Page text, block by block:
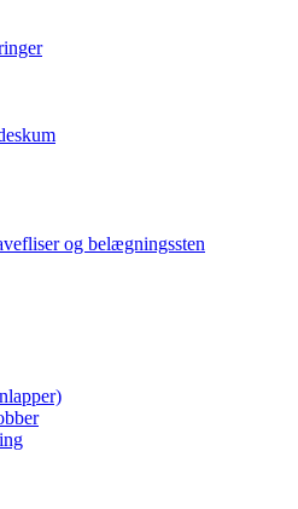
og belægningssten